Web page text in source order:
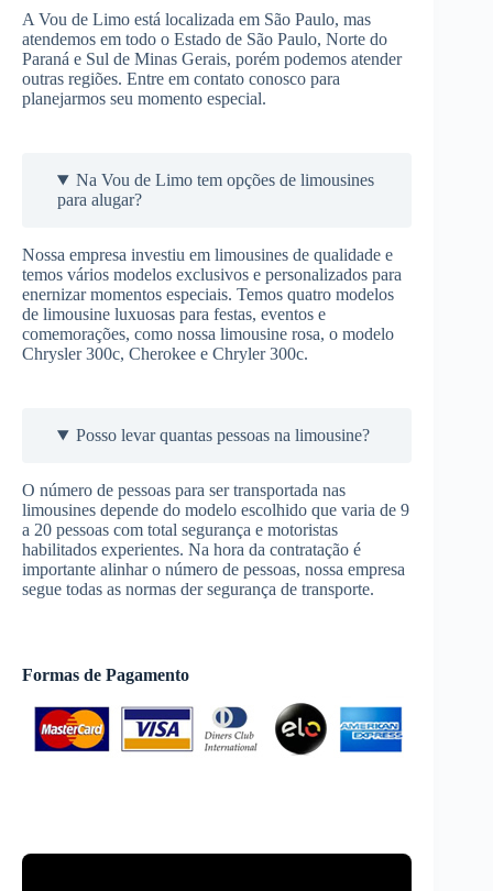
A Vou de Limo está localizada em São Paulo, mas
atendemos em todo o Estado de São Paulo, Norte do
Paraná e Sul de Minas Gerais, porém podemos atender
outras regiões. Entre em contato conosco para
planejarmos seu momento especial.
Na Vou de Limo tem opções de limousines
para alugar?
Nossa empresa investiu em limousines de qualidade e
temos vários modelos exclusivos e personalizados para
enernizar momentos especiais. Temos quatro modelos
de limousine luxuosas para festas, eventos e
comemorações, como nossa limousine rosa, o modelo
Chrysler 300c, Cherokee e Chryler 300c.
Posso levar quantas pessoas na limousine?
O número de pessoas para ser transportada nas
limousines depende do modelo escolhido que varia de 9
a 20 pessoas com total segurança e motoristas
habilitados experientes. Na hora da contratação é
importante alinhar o número de pessoas, nossa empresa
segue todas as normas der segurança de transporte.
Formas de Pagamento